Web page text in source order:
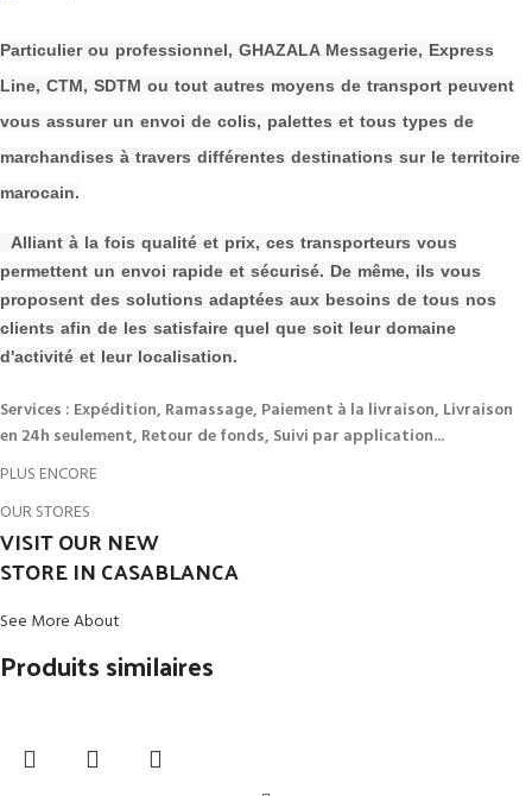
Particulier ou professionnel, GHAZALA Messagerie, Express
Line, CTM, SDTM ou tout autres moyens de transport peuvent
vous assurer un envoi de colis, palettes et tous types de
marchandises à travers différentes destinations sur le territoire
marocain.
Alliant à la fois qualité et prix, ces transporteurs vous
permettent un envoi rapide et sécurisé. De même, ils vous
proposent des solutions adaptées aux besoins de tous nos
clients afin de les satisfaire quel que soit leur domaine
d'activité et leur localisation.
Services : Expédition, Ramassage, Paiement à la livraison, Livraison
en 24h seulement, Retour de fonds, Suivi par application...
PLUS ENCORE
OUR STORES
VISIT OUR NEW
STORE IN CASABLANCA
See More About
Produits similaires